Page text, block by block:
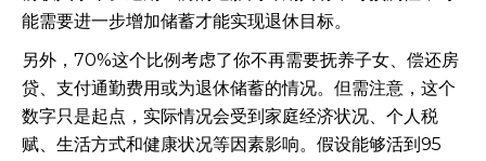
能需要进一步增加储蓄才能实现退休目标。
另外，70%这个比例考虑了你不再需要抚养子女、偿还房
贷、支付通勤费用或为退休储蓄的情况。但需注意，这个
数字只是起点，实际情况会受到家庭经济状况、个人税
赋、生活方式和健康状况等因素影响。假设能够活到95